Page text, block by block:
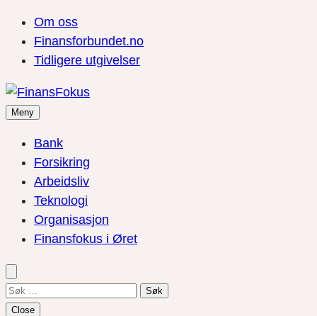
Om oss
Finansforbundet.no
Tidligere utgivelser
Meny
Bank
Forsikring
Arbeidsliv
Teknologi
Organisasjon
Finansfokus i Øret
Søk
etter:
Close